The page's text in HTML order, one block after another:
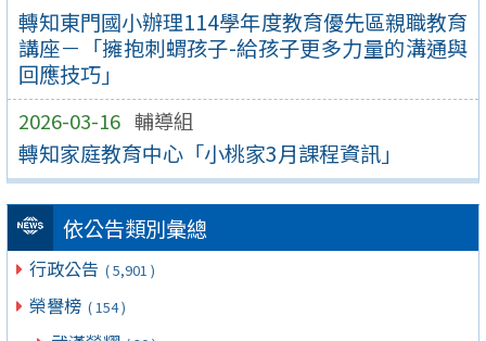
轉知東門國小辦理114學年度教育優先區親職教育
講座－「擁抱刺蝟孩子-給孩子更多力量的溝通與
回應技巧」
2026-03-16 輔導組
轉知家庭教育中心「小桃家3月課程資訊」
依公告類別彙總
行政公告 ( 5,901 )
榮譽榜 ( 154 )